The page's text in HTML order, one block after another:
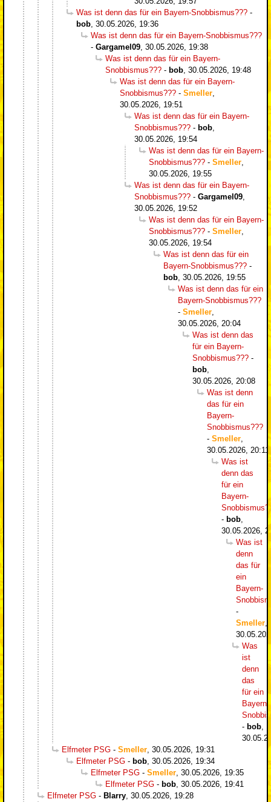
Was ist denn das für ein Bayern-Snobbismus??? -
bob 30.05.2026, 19:36
Was ist denn das für ein Bayern-Snobbismus???
- Gargamel09 30.05.2026, 19:38
Was ist denn das für ein Bayern-
Snobbismus??? - bob 30.05.2026, 19:48
Was ist denn das für ein Bayern-
Snobbismus??? - Smeller
30.05.2026, 19:51
Was ist denn das für ein Bayern-
Snobbismus??? - bob
30.05.2026, 19:54
Was ist denn das für ein Bayern-
Snobbismus??? - Smeller
30.05.2026, 19:55
Was ist denn das für ein Bayern-
Snobbismus??? - Gargamel09
30.05.2026, 19:52
Was ist denn das für ein Bayern-
Snobbismus??? - Smeller
30.05.2026, 19:54
Was ist denn das für ein
Bayern-Snobbismus??? -
bob 30.05.2026, 19:55
Was ist denn das für ein
Bayern-Snobbismus???
- Smeller
30.05.2026, 20:04
Was ist denn das
für ein Bayern-
Snobbismus??? -
bob
30.05.2026, 20:08
Was ist denn
das für ein
Bayern-
Snobbismus???
- Smeller
30.05.2026, 20:11
Was ist
denn das
für ein
Bayern-
- bob
30.05.2026,
Was ist
denn
das für
ein
Bayern-
-
Smeller
Was
ist
denn
das
für ein
Bayern-
- bob
Elfmeter PSG - Smeller 30.05.2026, 19:31
Elfmeter PSG - bob 30.05.2026, 19:34
Elfmeter PSG - Smeller 30.05.2026, 19:35
Elfmeter PSG - bob 30.05.2026, 19:41
Elfmeter PSG - Blarry 30.05.2026, 19:28